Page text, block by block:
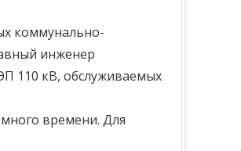
коммунально-
инженер
110 кВ, обслуживаемых
времени. Для